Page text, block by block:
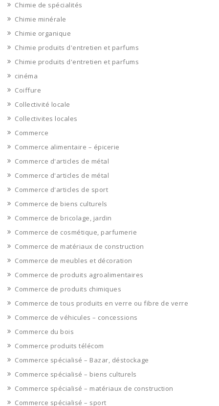
Chimie de spécialités
Chimie minérale
Chimie organique
Chimie produits d'entretien et parfums
Chimie produits d'entretien et parfums
cinéma
Coiffure
Collectivité locale
Collectivites locales
Commerce
Commerce alimentaire – épicerie
Commerce d'articles de métal
Commerce d'articles de métal
Commerce d'articles de sport
Commerce de biens culturels
Commerce de bricolage, jardin
Commerce de cosmétique, parfumerie
Commerce de matériaux de construction
Commerce de meubles et décoration
Commerce de produits agroalimentaires
Commerce de produits chimiques
Commerce de tous produits en verre ou fibre de verre
Commerce de véhicules – concessions
Commerce du bois
Commerce produits télécom
Commerce spécialisé – Bazar, déstockage
Commerce spécialisé – biens culturels
Commerce spécialisé – matériaux de construction
Commerce spécialisé – sport